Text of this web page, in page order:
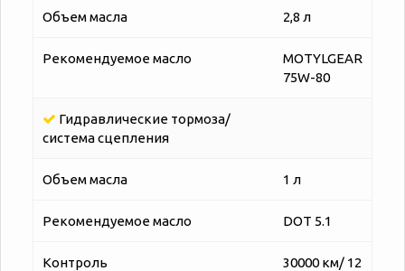
Объем масла 2,8 л
Рекомендуемое масло
MOTYLGEAR
75W-80
Гидравлические тормоза/
система сцепления
Объем масла 1 л
Рекомендуемое масло DOT 5.1
Контроль
30000 км/ 12